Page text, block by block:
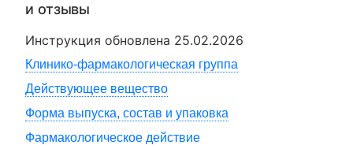
и отзывы
Инструкция обновлена 25.02.2026
Клинико-фармакологическая группа
Действующее вещество
Форма выпуска, состав и упаковка
Фармакологическое действие